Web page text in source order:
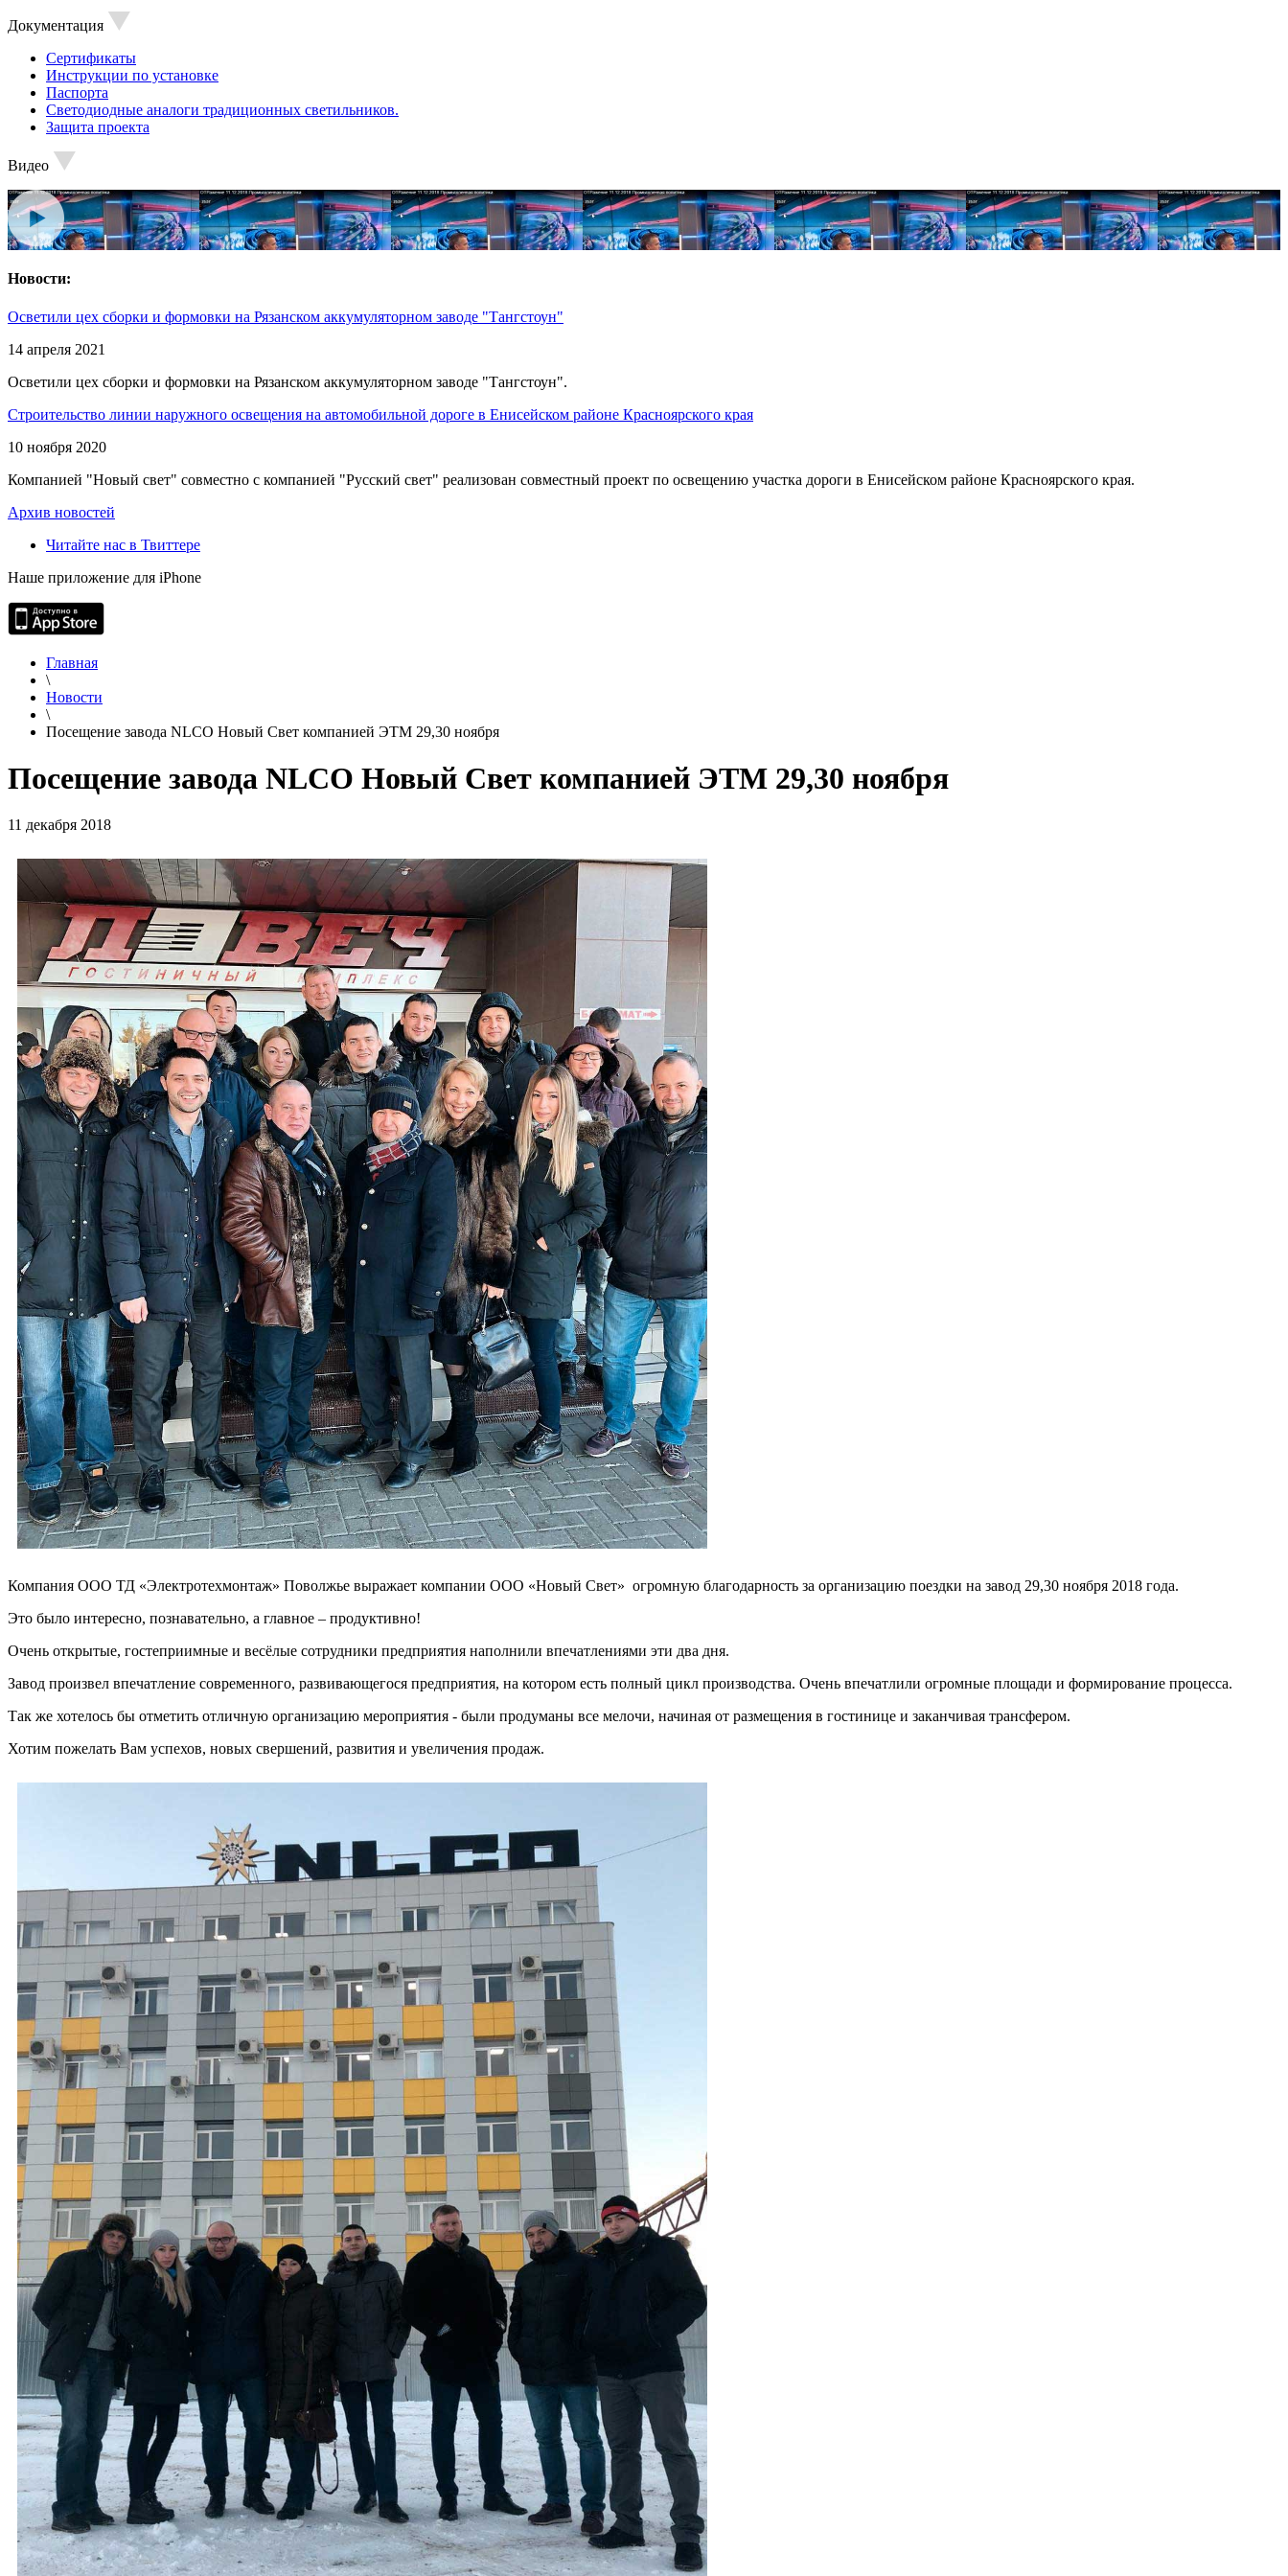
Документация
Сертификаты
Инструкции по установке
Паспорта
Светодиодные аналоги традиционных светильников.
Защита проекта
Видео
Новости:
Осветили цех сборки и формовки на Рязанском аккумуляторном заводе "Тангстоун"
14 апреля 2021
Осветили цех сборки и формовки на Рязанском аккумуляторном заводе "Тангстоун".
Строительство линии наружного освещения на автомобильной дороге в Енисейском районе Красноярского края
10 ноября 2020
Компанией "Новый свет" совместно с компанией "Русский свет" реализован совместный проект по освещению участка дороги в Енисейском районе Красноярского края.
Архив новостей
Читайте нас в Твиттере
Наше приложение для iPhone
Главная
\
Новости
\
Посещение завода NLCO Новый Свет компанией ЭТМ 29,30 ноября
Посещение завода NLCO Новый Свет компанией ЭТМ 29,30 ноября
11 декабря 2018
Компания ООО ТД «Электротехмонтаж» Поволжье выражает компании ООО «Новый Свет» огромную благодарность за организацию поездки на завод 29,30 ноября 2018 года.
Это было интересно, познавательно, а главное – продуктивно!
Очень открытые, гостеприимные и весёлые сотрудники предприятия наполнили впечатлениями эти два дня.
Завод произвел впечатление современного, развивающегося предприятия, на котором есть полный цикл производства. Очень впечатлили огромные площади и формирование процесса.
Так же хотелось бы отметить отличную организацию мероприятия - были продуманы все мелочи, начиная от размещения в гостинице и заканчивая трансфером.
Хотим пожелать Вам успехов, новых свершений, развития и увеличения продаж.